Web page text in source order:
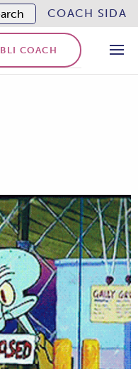
COACH SIDA
BLI COACH